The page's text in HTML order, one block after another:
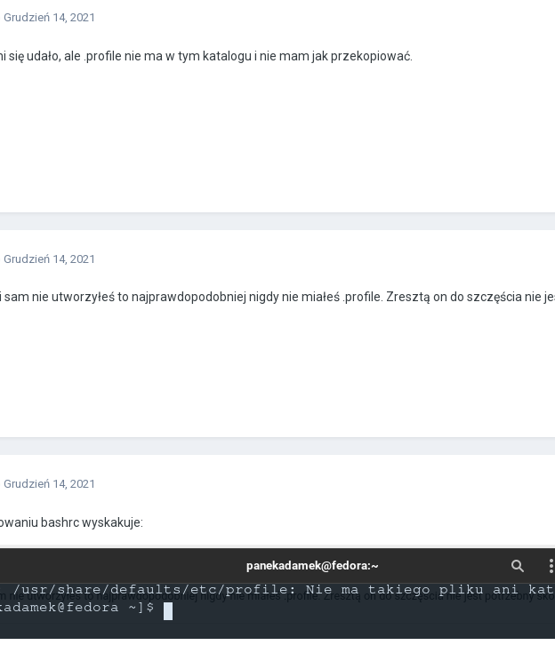
Grudzień 14, 2021
się udało, ale .profile nie ma w tym katalogu i nie mam jak przekopiować.
Grudzień 14, 2021
sam nie utworzyłeś to najprawdopodobniej nigdy nie miałeś .profile. Zresztą on do szczęścia nie
Grudzień 14, 2021
bashrc wyskakuje: